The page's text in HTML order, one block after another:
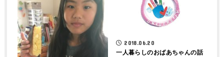
2018.06.20
一人暮らしのおばあちゃんの話